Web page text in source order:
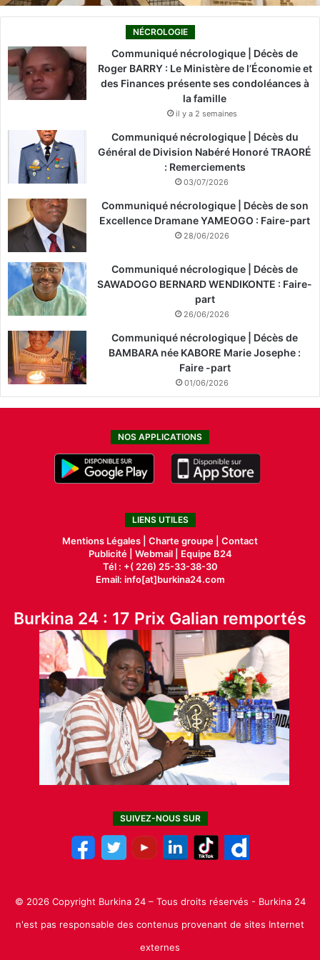
NÉCROLOGIE
Communiqué nécrologique | Décès de
Roger BARRY : Le Ministère de l’Économie et
des Finances présente ses condoléances à
la famille
il y a 2 semaines
Communiqué nécrologique | Décès du
Général de Division Nabéré Honoré TRAORÉ
: Remerciements
03/07/2026
Communiqué nécrologique | Décès de son
Excellence Dramane YAMEOGO : Faire-part
28/06/2026
Communiqué nécrologique | Décès de
SAWADOGO BERNARD WENDIKONTE : Faire-
part
26/06/2026
Communiqué nécrologique | Décès de
BAMBARA née KABORE Marie Josephe :
Faire -part
01/06/2026
NOS APPLICATIONS
LIENS UTILES
Mentions Légales | Charte groupe | Contact
Publicité| Webmail |
Equipe B24
Tél : +( 226) 25-33-38-30
Email: info[at]burkina24.com
Burkina 24 : 17 Prix Galian remportés
SUIVEZ-NOUS SUR
© 2026 Copyright Burkina 24 – Tous droits réservés - Burkina 24
n'est pas responsable des contenus provenant de sites Internet
externes